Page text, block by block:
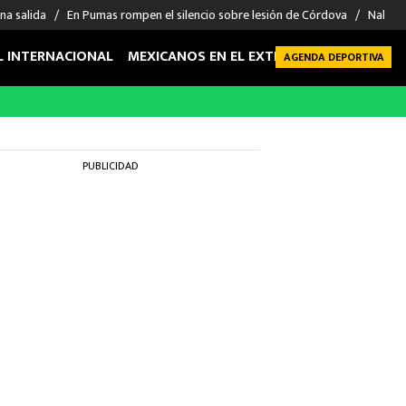
salida En Pumas rompen el silencio sobre lesión de Córdova
INTERNACIONAL MEXICANOS EN EL EXTRANJERO FUTBOL
AGENDA DEPORTIVA
PUBLICIDAD